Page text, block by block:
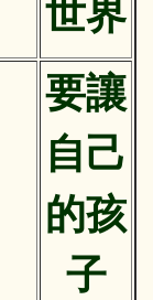
世界
要讓
自己
的孩
子